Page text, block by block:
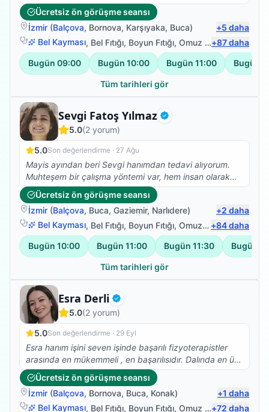
Iyi ki de bulmuş, çok ilgili , bilgili , hastasına özen
gösteren , beyefendi ,şahane bir insan. Kızım her yerde
anlatıyor ve öneriyor. Tanışmaktan ve birlikte çalışıyor
olmaktan cok memnunum. Sadece denge sorunum
kaldı ancak bacağım ve kolum işler halde. Saygılar
kendisine
Ücretsiz ön görüşme seansı
İzmir (Balçova, Bornova, Karşıyaka, Buca) +5 daha
Bel Kayması, Bel Fıtığı, Boyun Fıtığı, Omuz Bağ Yaralanması +87daha
Bugün 09:00 Bugün 10:00 Bugün 11:00 Bugün
Tüm tarihleri gör
Sevgi Fatoş Yılmaz Doğrulanmış
Fizyoterapist
5.0(2 yorum)
5.0Son değerlendirme · 27 Ağu
Mayis ayından beri Sevgi hanımdan tedavi alıyorum.
Muhteşem bir çalışma yöntemi var, hem insan olarak
hemde profesyonel olarak çok taktir ediyorum. Ve
kesinlikle fizik tedavi, Kuru iğne, eksersiz ihtiyacı olan
herkese tavsiye ediyorum.
Ücretsiz ön görüşme seansı
İzmir (Balçova, Buca, Gaziemir, Narlıdere) +2 daha
Bel Kayması, Bel Fıtığı, Boyun Fıtığı, Omuz Bağ Yaralanması +84daha
Bugün 10:00 Bugün 11:00 Bugün 11:30 Bugün
Tüm tarihleri gör
Esra Derli Doğrulanmış
Fizyoterapist
5.0(2 yorum)
5.0Son değerlendirme · 29 Eyl
Esra hanım işini seven işinde başarılı fizyoterapistler
arasında en mükemmeli , en başarılısıdır. Dalında en üst
mevkilerde en kısa zamanda olacağına eminim esra
hanmla çalışmak isteyenlere tavsiye ederim biz çok
memnun kaldık memnun kalacağınıza eminim .
Ücretsiz ön görüşme seansı
İzmir (Balçova, Bornova, Buca, Konak) +1 daha
Bel Kayması, Bel Fıtığı, Boyun Fıtığı, Omuz Bağ Yaralanması +72 daha